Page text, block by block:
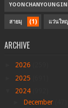
สายมุ (1) แว่นให
ARCHIVE
2026
2025
2024
December